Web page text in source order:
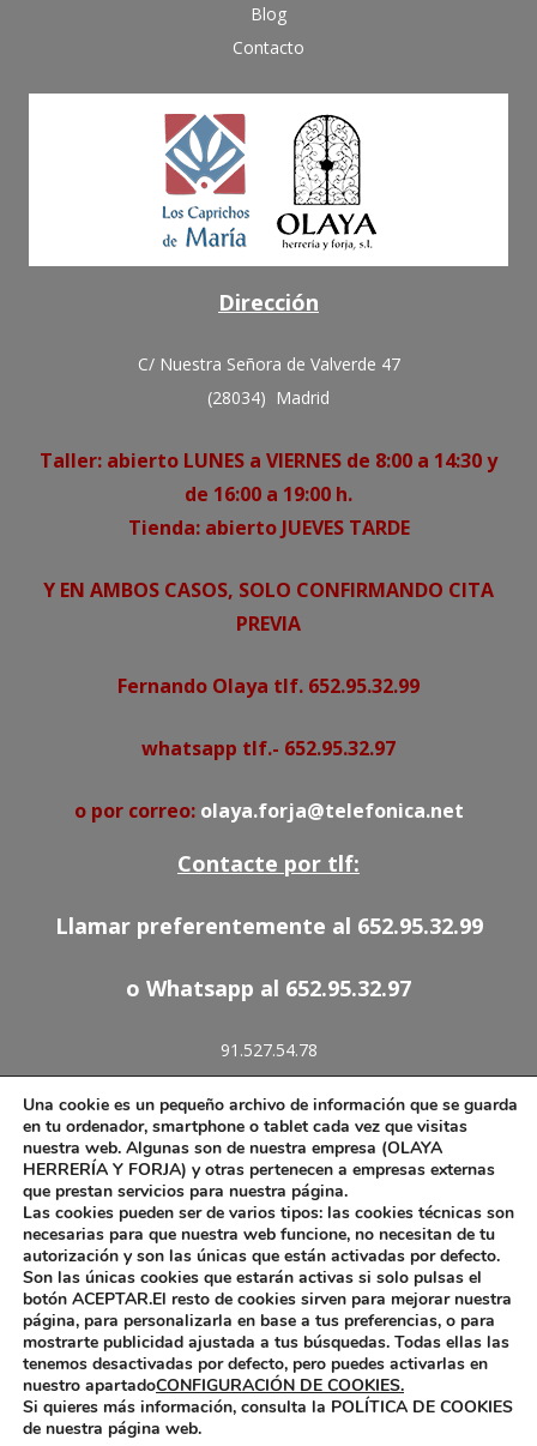
Blog
Contacto
Dirección
C/ Nuestra Señora de Valverde 47
(28034) Madrid
Taller: abierto LUNES a VIERNES de 8:00 a 14:30 y
de 16:00 a 19:00 h.
Tienda: abierto JUEVES TARDE
Y EN AMBOS CASOS, SOLO CONFIRMANDO CITA
PREVIA
Fernando Olaya tlf. 652.95.32.99
whatsapp tlf.- 652.95.32.97
o por correo: olaya.forja@telefonica.net
Contacte por tlf:
Llamar preferentemente al 652.95.32.99
o Whatsapp al 652.95.32.97
91.527.54.78
652.95.32.97
olaya.forja@telefonica.net
Aviso Legal
Política de Cookies
Diseño web por Pinkstone™
Una cookie es un pequeño archivo de información que se guarda
en tu ordenador, smartphone o tablet cada vez que visitas
nuestra web. Algunas son de nuestra empresa (OLAYA
HERRERÍA Y FORJA) y otras pertenecen a empresas externas
que prestan servicios para nuestra página.
Las cookies pueden ser de varios tipos: las cookies técnicas son
necesarias para que nuestra web funcione, no necesitan de tu
autorización y son las únicas que están activadas por defecto.
Son las únicas cookies que estarán activas si solo pulsas el
botón ACEPTAR.El resto de cookies sirven para mejorar nuestra
página, para personalizarla en base a tus preferencias, o para
mostrarte publicidad ajustada a tus búsquedas. Todas ellas las
tenemos desactivadas por defecto, pero puedes activarlas en
nuestro apartadoCONFIGURACIÓN DE COOKIES.
Si quieres más información, consulta la POLÍTICA DE COOKIES
de nuestra página web.